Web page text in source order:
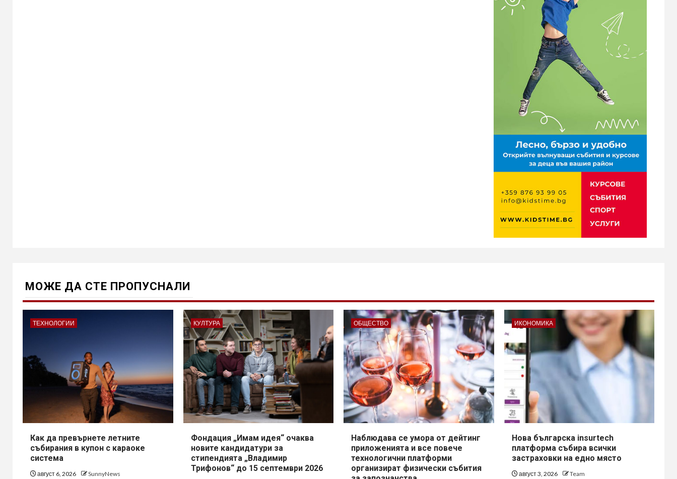
МОЖE ДА СТЕ ПРОПУСНАЛИ
ТЕХНОЛОГИИ
Как да превърнете летните
събирания в купон с караоке
система
август 6, 2026 SunnyNews
КУЛТУРА
Фондация „Имам идея“ очаква
новите кандидатури за
стипендията „Владимир
Трифонов“ до 15 септември 2026
ОБЩЕСТВО
Наблюдава се умора от дейтинг
приложенията и все повече
технологични платформи
организират физически събития
ИКОНОМИКА
Нова българска insurtech
платформа събира всички
застраховки на едно място
август 3, 2026 Team